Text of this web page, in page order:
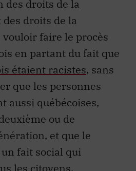
des droits de la
droits de la
vouloir faire le procès
en partant du fait que
étaient racistes, sans
que les personnes
aussi québécoises,
ou de
et que le
fait social qui